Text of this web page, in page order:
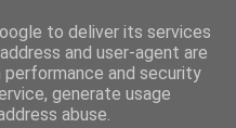
to deliver its services
and user-agent are
and security
generate usage
abuse.